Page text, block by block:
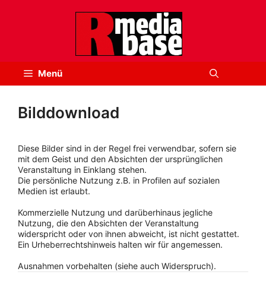
Menü
Bilddownload
Diese Bilder sind in der Regel frei verwendbar, sofern sie
mit dem Geist und den Absichten der ursprünglichen
Veranstaltung in Einklang stehen.
Die persönliche Nutzung z.B. in Profilen auf sozialen
Medien ist erlaubt.
Kommerzielle Nutzung und darüberhinaus jegliche
Nutzung, die den Absichten der Veranstaltung
widerspricht oder von ihnen abweicht, ist nicht gestattet.
Ein Urheberrechtshinweis halten wir für angemessen.
Ausnahmen vorbehalten (siehe auch Widerspruch).